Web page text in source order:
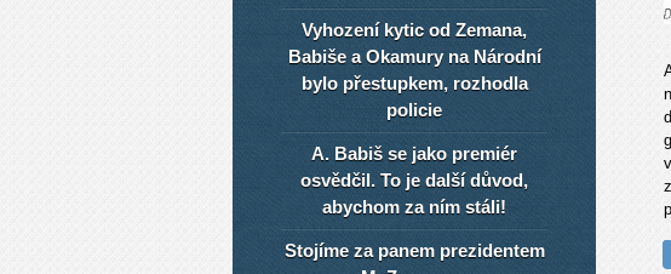
Vyhození kytic od Zemana,
Babiše a Okamury na Národní
bylo přestupkem, rozhodla
policie
A. Babiš se jako premiér
osvědčil. To je další důvod,
abychom za ním stáli!
Stojíme za panem prezidentem